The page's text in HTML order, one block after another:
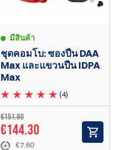
มีสินค้า
ชุดคอมโบ: ซองปืน DAA
Max และแขวนปืน IDPA
Max
(4)
€151.90
€144.30
€7.60